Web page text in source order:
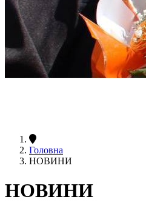
Головна
НОВИНИ
НОВИНИ